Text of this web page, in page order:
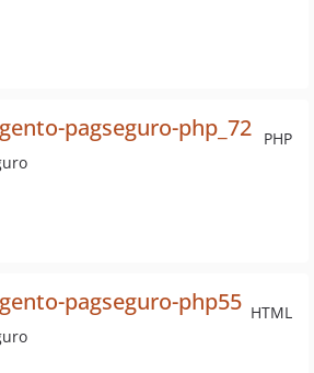
PHP
pagseguro-php_72
HTML
pagseguro-php55